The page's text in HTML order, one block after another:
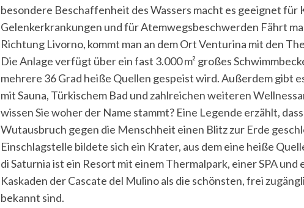
besondere Beschaffenheit des Wassers macht es geeignet für
Gelenkerkrankungen und für Atemwegsbeschwerden Fährt
Richtung Livorno, kommt man an dem Ort Venturina mit den
Die Anlage verfügt über ein fast 3.000 m² großes
mehrere 36 Grad heiße Quellen gespeist wird. Außerdem gibt
mit Sauna, Türkischem Bad und zahlreichen weiteren
wissen Sie woher der Name stammt? Eine Legende erzählt,
Wutausbruch gegen die Menschheit einen Blitz zur Erde
Einschlagstelle bildete sich ein Krater, aus dem eine heiße
di Saturnia ist ein Resort mit einem Thermalpark, einer SPA und
Kaskaden der Cascate del Mulino als die schönsten, frei
bekannt sind.